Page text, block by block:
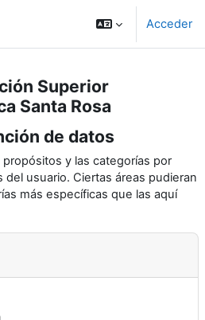
Acceder
Superior
Santa Rosa
de datos
y las categorías por
usuario. Ciertas áreas pudieran
más específicas que las aquí